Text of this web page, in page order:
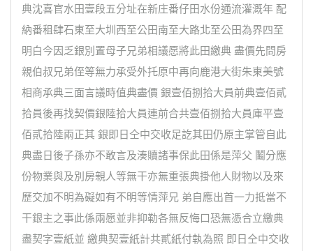
典沈喜官水田壹段五分址在新庄番仔田水份通流灌溉年 配
納番租肆石東至大圳西至公田南至大路北至公田為界四至
明白今因乏銀別置母子兄弟相議愿將此田繳典 盡價先問房
親伯叔兄弟侄等無力承受外托原中再向鹿港大街朱東美號
相商承典三面言議時值典盡價 銀壹佰捌拾大員前典壹佰貳
拾員後再找契價銀陸拾大員連前合共壹佰捌拾大員庫平壹
佰貳拾陸兩正其 銀即日仝中交收足訖其田仍原主掌管自此
典盡日後子孫亦不敢言及湊贖諸事保此田係是萍父 鬮分應
份物業與及別房親人等無干亦無重張典掛他人財物以及來
歷交加不明為礙如有不明等情萍兄 弟自應出首一力抵當不
干銀主之事此係兩愿並非抑勒各無反悔口恐無憑合立繳典
盡契字壹紙並 繳典契壹紙計共貳紙付執為照 即日仝中交收